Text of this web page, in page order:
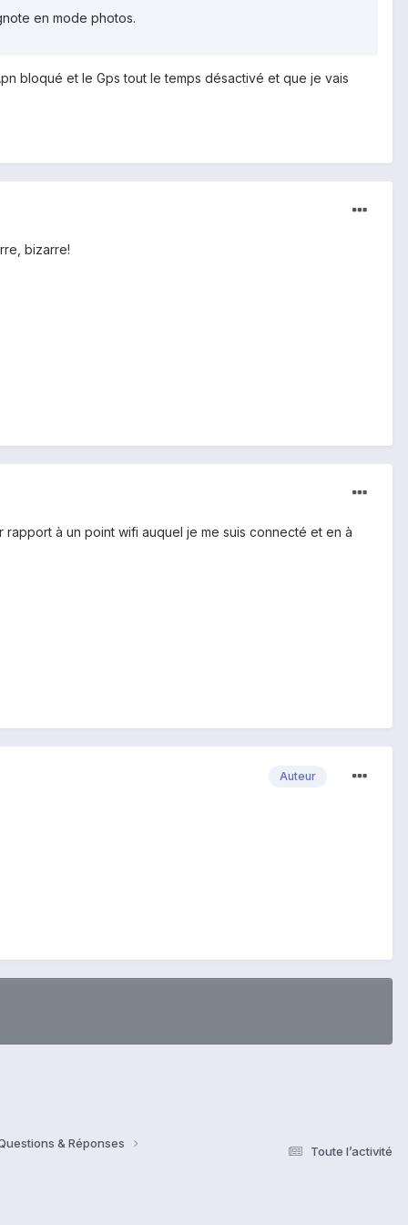
en mode photos.
bloqué et le Gps tout le temps désactivé et que je vais
bizarre!
à un point wifi auquel je me suis connecté et en à
Auteur
Toute l’activité
& Réponses